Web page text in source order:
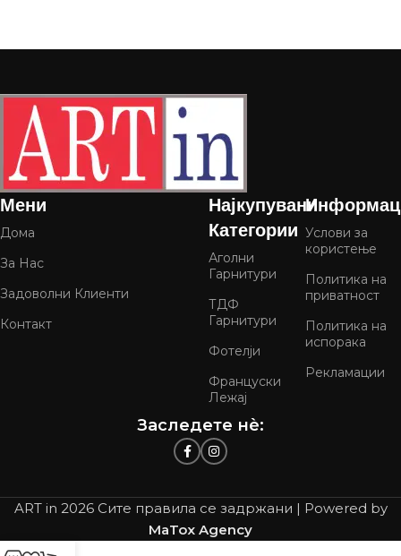
Мени
Дома
За Нас
Задоволни Клиенти
Контакт
Најкупувани
Категории
Аголни
Гарнитури
ТДФ
Гарнитури
Фотелји
Француски
Лежај
Услови за
користење
Политика на
приватност
Политика на
испорака
Рекламации
Заследете нѐ:
ART in 2026 Сите правила се задржани | Powered by
MaTox Agency